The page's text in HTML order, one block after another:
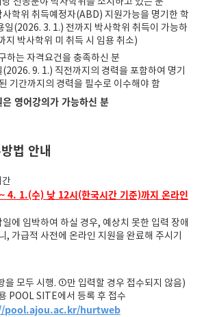
전공분야 박사학위를 소지하고 있는 분
학위 취득예정자(ABD) 지원가능을 명기한 학
일(2026. 3. 1.) 전까지 박사학위 취득이 가능하
지 박사학위 미 취득 시 임용 취소)
하는 자격요건을 충족하신 분
9. 1.) 직전까지의 경력을 포함하여 명기
기간까지의 경력을 필수로 이수해야 함
영어강의가 가능하신 분
법 안내
1.(수) 낮 12시(한국시간 기준)까지 온라인
에 임박하여 하실 경우, 예상치 못한 입력 장애
, 가급적 사전에 온라인 지원을 완료해 주시기
을 모두 시행. ①만 입력할 경우 접수되지 않음)
POOL SITE에서 등록 후 접수
pool.ajou.ac.kr/hurtweb